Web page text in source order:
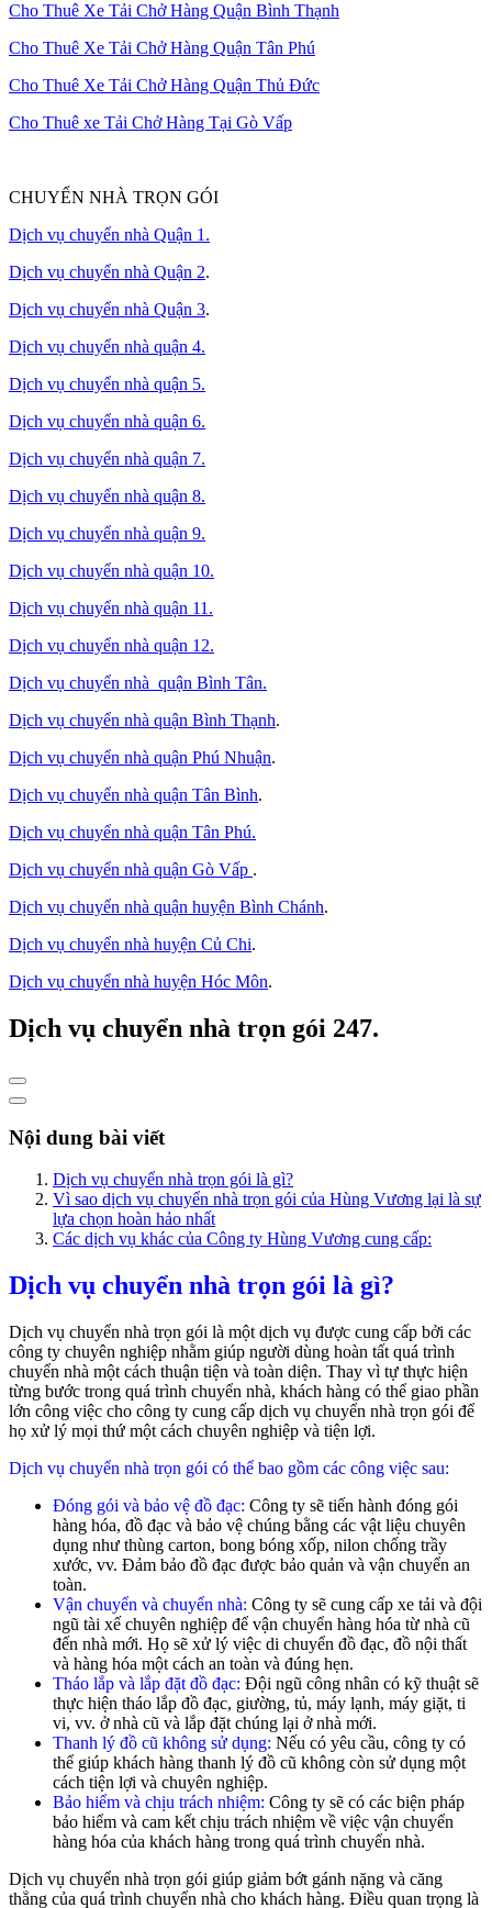
Cho Thuê Xe Tải Chở Hàng Quận Bình Thạnh
Cho Thuê Xe Tải Chở Hàng Quận Tân Phú
Cho Thuê Xe Tải Chở Hàng Quận Thủ Đức
Cho Thuê xe Tải Chở Hàng Tại Gò Vấp
CHUYỂN NHÀ TRỌN GÓI
Dịch vụ chuyển nhà Quận 1.
Dịch vụ chuyển nhà Quận 2.
Dịch vụ chuyển nhà Quận 3.
Dịch vụ chuyển nhà quận 4.
Dịch vụ chuyển nhà quận 5.
Dịch vụ chuyển nhà quận 6.
Dịch vụ chuyển nhà quận 7.
Dịch vụ chuyển nhà quận 8.
Dịch vụ chuyển nhà quận 9.
Dịch vụ chuyển nhà quận 10.
Dịch vụ chuyển nhà quận 11.
Dịch vụ chuyển nhà quận 12.
Dịch vụ chuyển nhà quận Bình Tân.
Dịch vụ chuyển nhà quận Bình Thạnh.
Dịch vụ chuyển nhà quận Phú Nhuận.
Dịch vụ chuyển nhà quận Tân Bình.
Dịch vụ chuyển nhà quận Tân Phú.
Dịch vụ chuyển nhà quận Gò Vấp .
Dịch vụ chuyển nhà quận huyện Bình Chánh.
Dịch vụ chuyển nhà huyện Củ Chi.
Dịch vụ chuyển nhà huyện Hóc Môn.
Dịch vụ chuyển nhà trọn gói 247.
Nội dung bài viết
Dịch vụ chuyển nhà trọn gói là gì?
Vì sao dịch vụ chuyển nhà trọn gói của Hùng Vương lại là sự
lựa chọn hoàn hảo nhất
Các dịch vụ khác của Công ty Hùng Vương cung cấp:
Dịch vụ chuyển nhà trọn gói là gì?
Dịch vụ chuyển nhà trọn gói là một dịch vụ được cung cấp bởi các
công ty chuyên nghiệp nhằm giúp người dùng hoàn tất quá trình
chuyển nhà một cách thuận tiện và toàn diện. Thay vì tự thực hiện
từng bước trong quá trình chuyển nhà, khách hàng có thể giao phần
lớn công việc cho công ty cung cấp dịch vụ chuyển nhà trọn gói để
họ xử lý mọi thứ một cách chuyên nghiệp và tiện lợi.
Dịch vụ chuyển nhà trọn gói có thể bao gồm các công việc sau:
Đóng gói và bảo vệ đồ đạc: Công ty sẽ tiến hành đóng gói
hàng hóa, đồ đạc và bảo vệ chúng bằng các vật liệu chuyên
dụng như thùng carton, bong bóng xốp, nilon chống trầy
xước, vv. Đảm bảo đồ đạc được bảo quản và vận chuyển an
toàn.
Vận chuyển và chuyển nhà: Công ty sẽ cung cấp xe tải và đội
ngũ tài xế chuyên nghiệp để vận chuyển hàng hóa từ nhà cũ
đến nhà mới. Họ sẽ xử lý việc di chuyển đồ đạc, đồ nội thất
và hàng hóa một cách an toàn và đúng hẹn.
Tháo lắp và lắp đặt đồ đạc: Đội ngũ công nhân có kỹ thuật sẽ
thực hiện tháo lắp đồ đạc, giường, tủ, máy lạnh, máy giặt, ti
vi, vv. ở nhà cũ và lắp đặt chúng lại ở nhà mới.
Thanh lý đồ cũ không sử dụng: Nếu có yêu cầu, công ty có
thể giúp khách hàng thanh lý đồ cũ không còn sử dụng một
cách tiện lợi và chuyên nghiệp.
Bảo hiểm và chịu trách nhiệm: Công ty sẽ có các biện pháp
bảo hiểm và cam kết chịu trách nhiệm về việc vận chuyển
hàng hóa của khách hàng trong quá trình chuyển nhà.
Dịch vụ chuyển nhà trọn gói giúp giảm bớt gánh nặng và căng
thẳng của quá trình chuyển nhà cho khách hàng. Điều quan trọng là